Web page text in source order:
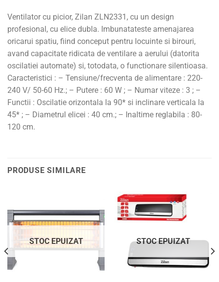
Ventilator cu picior, Zilan ZLN2331, cu un design
profesional, cu elice dubla. Imbunatateste amenajarea
oricarui spatiu, fiind conceput pentru locuinte si birouri,
avand capacitate ridicata de ventilare a aerului (datorita
oscilatiei automate) si, totodata, o functionare silentioasa.
Caracteristici : – Tensiune/frecventa de alimentare : 220-
240 V/ 50-60 Hz.; – Putere : 60 W ; – Numar viteze : 3 ; –
Functii : Oscilatie orizontala la 90* si inclinare verticala la
45* ; – Diametrul elicei : 40 cm.; – Inaltime reglabila : 80-
120 cm.
PRODUSE SIMILARE
STOC EPUIZAT STOC EPUIZAT